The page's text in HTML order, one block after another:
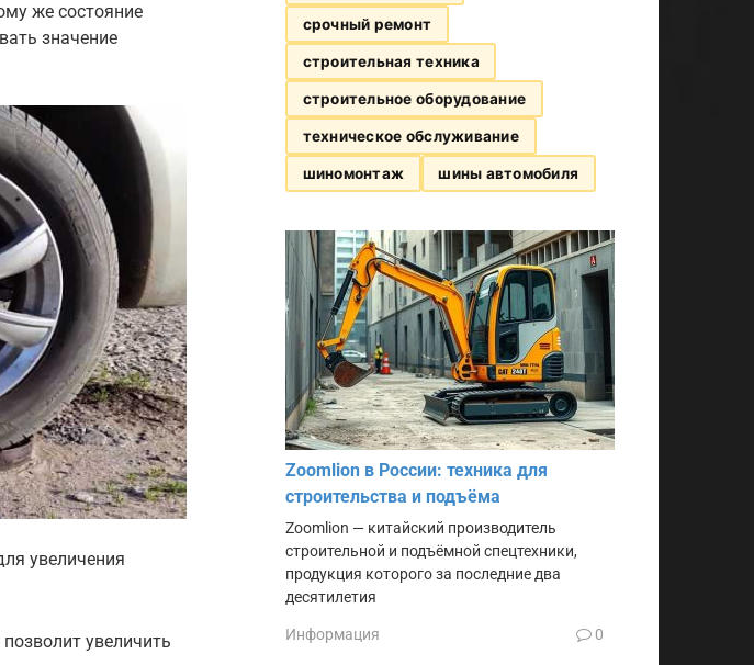
же состояние
значение
увеличения
увеличить
срочный ремонт
строительная техника
строительное оборудование
техническое обслуживание
шиномонтаж шины автомобиля
Zoomlion в России: техника для
строительства и подъёма
Zoomlion — китайский производитель
строительной и подъёмной спецтехники,
продукция которого за последние два
десятилетия
Информация 0